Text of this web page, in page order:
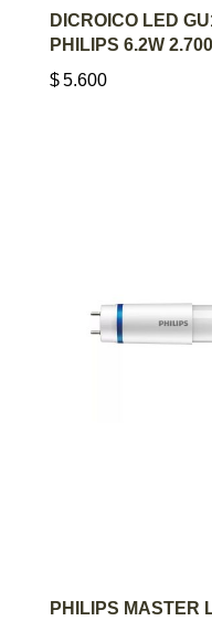
DICROICO LED
PHILIPS 6.2W
$5.600
PHILIPS MASTER